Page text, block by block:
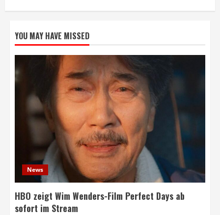
YOU MAY HAVE MISSED
News
HBO zeigt Wim Wenders-Film Perfect Days ab
sofort im Stream